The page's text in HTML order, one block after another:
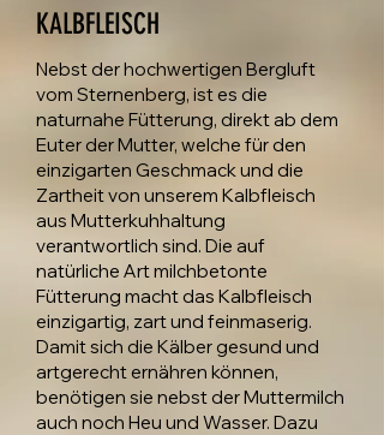
KALBFLEISCH
Nebst der hochwertigen Bergluft
vom Sternenberg, ist es die
naturnahe Fütterung, direkt ab dem
Euter der Mutter, welche für den
einzigarten Geschmack und die
Zartheit von unserem Kalbfleisch
aus Mutterkuhhaltung
verantwortlich sind. Die auf
natürliche Art milchbetonte
Fütterung macht das Kalbfleisch
einzigartig, zart und feinmaserig.
Damit sich die Kälber gesund und
artgerecht ernähren können,
benötigen sie nebst der Muttermilch
auch noch Heu und Wasser. Dazu